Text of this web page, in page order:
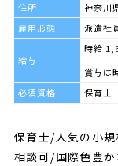
住所
神奈川
雇用形態
派遣社
給与
時給
賞与は
必須資格
保育士
保育士/人気の小
相談可/国際色豊